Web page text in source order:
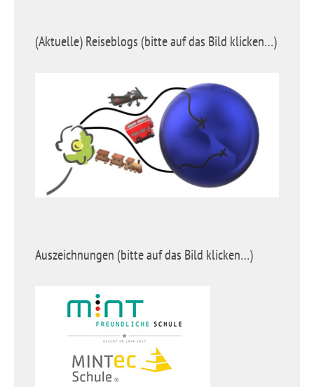
(Aktuelle) Reiseblogs (bitte auf das Bild klicken…)
Auszeichnungen (bitte auf das Bild klicken…)